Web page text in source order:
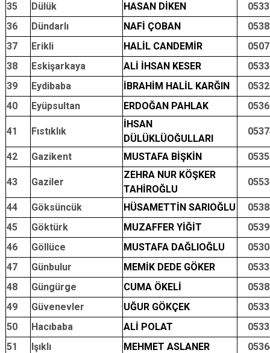
35
Dülük HASAN DİKEN
36
Dündarlı NAFİ ÇOBAN
37
Erikli HALİL CANDEMİR
38
Eskişarkaya ALİ İHSAN KESER
39
Eydibaba İBRAHİM HALİL KARĞIN
40
Eyüpsultan ERDOĞAN PAHLAK
41 Fıstıklık
İHSAN
DÜLÜKLÜOĞULLARI
42 Gazikent MUSTAFA BİŞKİN
43 Gaziler
ZEHRA NUR KÖŞKER
TAHİROĞLU
44 Göksüncük HÜSAMETTİN SARIOĞLU
45
Göktürk MUZAFFER YİĞİT
46
Göllüce MUSTAFA DAĞLIOĞLU
47
Günbulur MEMİK DEDE GÖKER
48
Güngürge CUMA ÖKELİ
49
Güvenevler UĞUR GÖKÇEK
50
Hacıbaba ALİ POLAT
51
Işıklı MEHMET ASLANER